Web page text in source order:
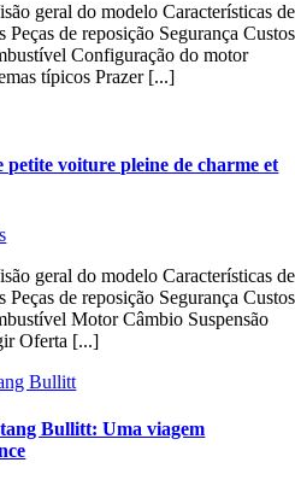
geral do modelo Características de
de reposição Segurança Custos
Configuração do motor
típicos Prazer [...]
petite voiture pleine de charme et
geral do modelo Características de
de reposição Segurança Custos
Motor Câmbio Suspensão
Oferta [...]
Bullitt: Uma viagem